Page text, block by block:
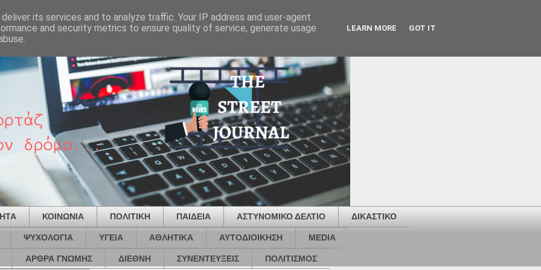
ΚΟΙΝΩΝΙΑ ΠΟΛΙΤΙΚΗ ΠΑΙΔΕΙΑ ΑΣΤΥΝΟΜΙΚΟ ΔΕΛΤΙΟ ΔΙΚΑΣΤΙΚΟ
ΨΥΧΟΛΟΓΙΑ ΥΓΕΙΑ ΑΘΛΗΤΙΚΑ ΑΥΤΟΔΙΟΙΚΗΣΗ MEDIA
ΑΡΘΡΑ ΓΝΩΜΗΣ ΔΙΕΘΝΗ ΣΥΝΕΝΤΕΥΞΕΙΣ ΠΟΛΙΤΙΣΜΟΣ
its services and to analyze traffic. Your IP address and user-agent
and security metrics to ensure quality of service, generate usage
LEARN MORE GOT IT